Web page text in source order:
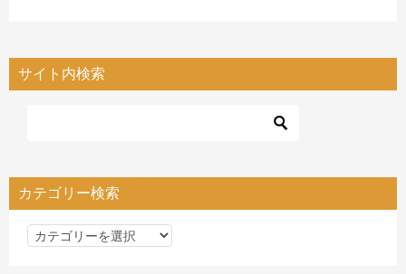
サイト内検索
カテゴリー検索
カ